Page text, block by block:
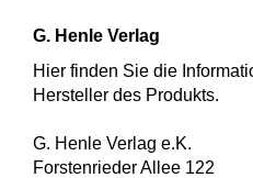
G. Henle Verlag
Hier finden Sie die
Hersteller des Produkts.
G. Henle Verlag e.K.
Forstenrieder Allee 122